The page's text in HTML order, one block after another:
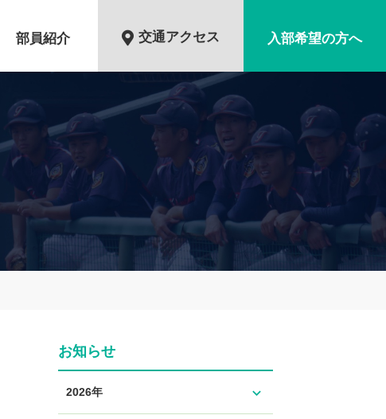
部員紹介 交通アクセス 入部希望の方へ
お知らせ
2026年 expand_more